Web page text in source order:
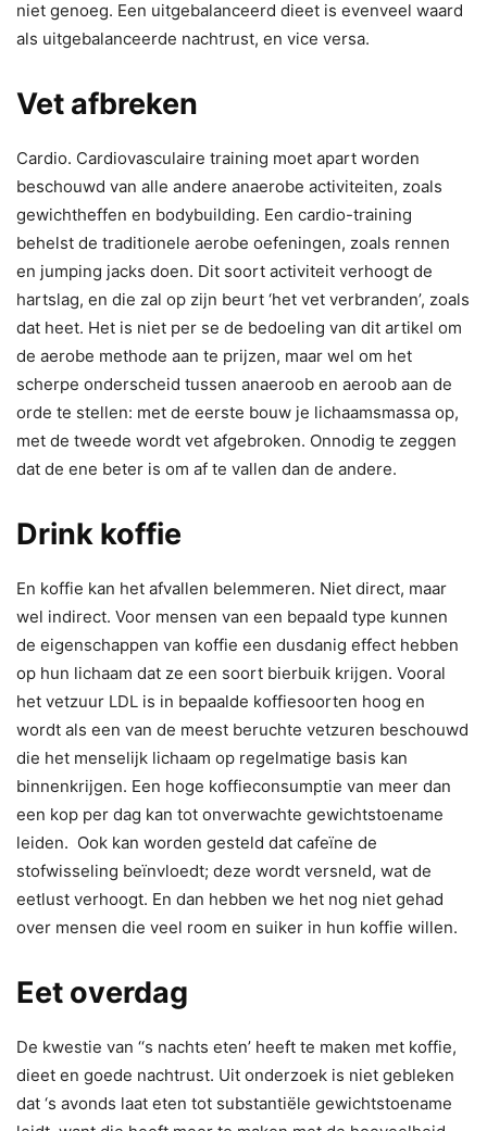
niet genoeg. Een uitgebalanceerd dieet is evenveel waard
als uitgebalanceerde nachtrust, en vice versa.
Vet afbreken
Cardio. Cardiovasculaire training moet apart worden
beschouwd van alle andere anaerobe activiteiten, zoals
gewichtheffen en bodybuilding. Een cardio-training
behelst de traditionele aerobe oefeningen, zoals rennen
en jumping jacks doen. Dit soort activiteit verhoogt de
hartslag, en die zal op zijn beurt ‘het vet verbranden’, zoals
dat heet. Het is niet per se de bedoeling van dit artikel om
de aerobe methode aan te prijzen, maar wel om het
scherpe onderscheid tussen anaeroob en aeroob aan de
orde te stellen: met de eerste bouw je lichaamsmassa op,
met de tweede wordt vet afgebroken. Onnodig te zeggen
dat de ene beter is om af te vallen dan de andere.
Drink koffie
En koffie kan het afvallen belemmeren. Niet direct, maar
wel indirect. Voor mensen van een bepaald type kunnen
de eigenschappen van koffie een dusdanig effect hebben
op hun lichaam dat ze een soort bierbuik krijgen. Vooral
het vetzuur LDL is in bepaalde koffiesoorten hoog en
wordt als een van de meest beruchte vetzuren beschouwd
die het menselijk lichaam op regelmatige basis kan
binnenkrijgen. Een hoge koffieconsumptie van meer dan
een kop per dag kan tot onverwachte gewichtstoename
leiden. Ook kan worden gesteld dat cafeïne de
stofwisseling beïnvloedt; deze wordt versneld, wat de
eetlust verhoogt. En dan hebben we het nog niet gehad
over mensen die veel room en suiker in hun koffie willen.
Eet overdag
De kwestie van ‘‘s nachts eten’ heeft te maken met koffie,
dieet en goede nachtrust. Uit onderzoek is niet gebleken
dat ‘s avonds laat eten tot substantiële gewichtstoename